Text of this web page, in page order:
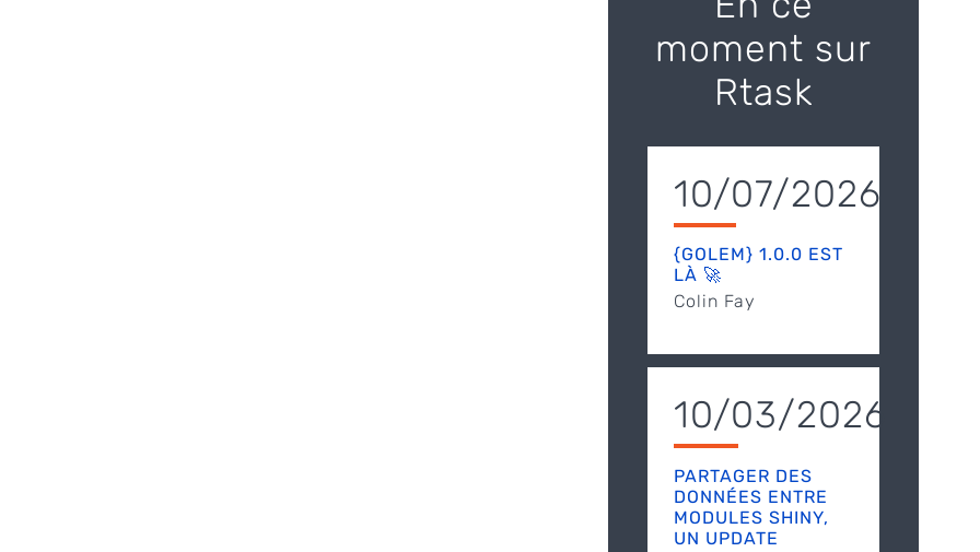
moment sur
Rtask
10/07/2026
{GOLEM} 1.0.0 EST
LÀ 🚀
Colin Fay
10/03/2026
PARTAGER DES
DONNÉES ENTRE
MODULES SHINY,
UN UPDATE